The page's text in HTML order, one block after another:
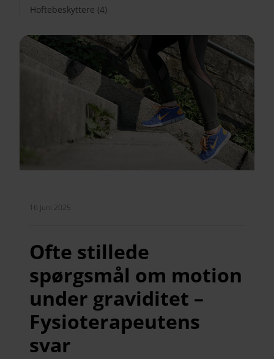
Hoftebeskyttere (4)
16 juni 2025
Ofte stillede
spørgsmål om motion
under graviditet –
Fysioterapeutens
svar